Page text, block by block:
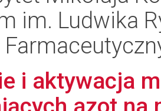
im. Ludwika
i aktywacja